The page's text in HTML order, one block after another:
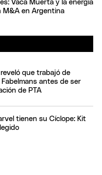
Vaca Muerta y la energía
M&A en Argentina
que trabajó de
antes de ser
de PTA
tienen su Cíclope: Kit